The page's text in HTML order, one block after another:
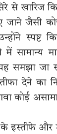
से खारिज
जैसी
स्पष्ट
में सामान्य
यह समझा
देने का
कोई
के इस्तीफे और